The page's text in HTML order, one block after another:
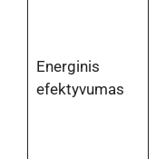
Energinis
efektyvumas